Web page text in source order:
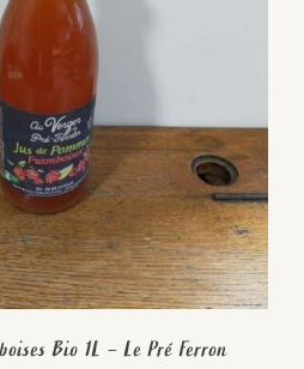
Bio 1L – Le Pré Ferron